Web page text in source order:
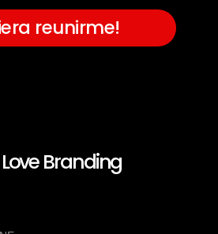
reunirme!
Branding